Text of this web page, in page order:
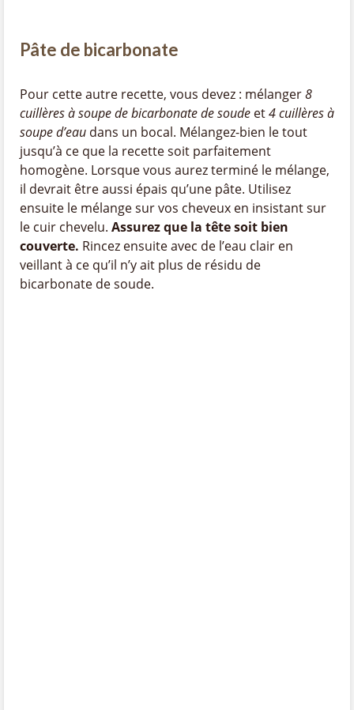
Pâte de bicarbonate
Pour cette autre recette, vous devez : mélanger8
cuillères à soupe de bicarbonatede soude et4 cuillères à
soupe d’eau dans un bocal. Mélangez-bien le tout
jusqu’à ce que la recette soit parfaitement
homogène. Lorsque vous aurez terminé le mélange,
il devrait être aussi épais qu’une pâte. Utilisez
ensuite le mélange sur vos cheveux en insistant sur
le cuir chevelu. Assurez que la tête soit bien
couverte. Rincez ensuite avec de l’eau clair en
veillant à ce qu’il n’y ait plus de résidu de
bicarbonate de soude.